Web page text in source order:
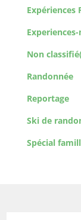
Expériences
Non
Randonnée
Reportage
Ski de
Spécial